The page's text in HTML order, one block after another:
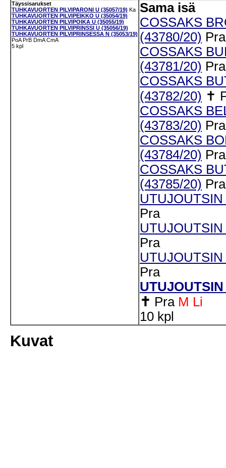
Täyssisarukset
TUHKAVUORTEN PILVIPARONI U (35057/19) Ka
TUHKAVUORTEN PILVIPEIKKO U (35054/19)
TUHKAVUORTEN PILVIPOIKA U (35055/19)
TUHKAVUORTEN PILVIPRINSSI U (35056/19)
TUHKAVUORTEN PILVIPRINSESSA N (35053/19)
PoA PrB DmA CmA
5 kpl
Sama isä
COSSAKS
(43780/20) Pra
COSSAKS
(43781/20) Pra
COSSAKS
(43782/20) ✝
COSSAKS
(43783/20) Pra
COSSAKS
(43784/20) Pra
COSSAKS
(43785/20) Pra
Pra
UTUJOUTSIN
Pra
Pra
✝ Pra M Li
10 kpl
Kuvat